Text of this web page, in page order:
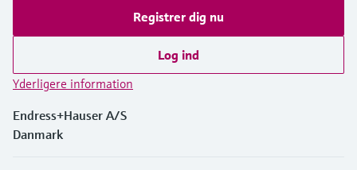
Registrer dig nu
Log ind
Yderligere information
Endress+Hauser A/S
Danmark